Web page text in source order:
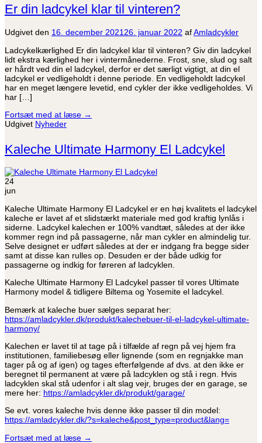
Er din ladcykel klar til vinteren?
Udgivet den 16. december 202126. januar 2022 afAmladcykler
Ladcykelkærlighed Er din ladcykel klar til vinteren? Giv din ladcykel
lidt ekstra kærlighed her i vintermånederne. Frost, sne, slud og salt
er hårdt ved din el ladcykel, derfor er det særligt vigtigt, at din el
ladcykel er vedligeholdt i denne periode. En vedligeholdt ladcykel
har en meget længere levetid, end cykler der ikke vedligeholdes. Vi
har […]
Fortsæt med at læse →
Udgivet Nyheder
Kaleche Ultimate Harmony El Ladcykel
24
jun
Kaleche Ultimate Harmony El Ladcykel er en høj kvalitets el ladcykel
kaleche er lavet af et slidstærkt materiale med god kraftig lynlås i
siderne. Ladcykel kalechen er 100% vandtæt, således at der ikke
kommer regn ind på passagerne, når man cykler en almindelig tur.
Selve designet er udført således at der er indgang fra begge sider
samt at disse kan rulles op. Desuden er der både udkig for
passagerne og indkig for føreren af ladcyklen.
Kaleche Ultimate Harmony El Ladcykel passer til vores Ultimate
Harmony model & tidligere Biltema og Yosemite el ladcykel.
Bemærk at kaleche buer sælges separat her:
https://amladcykler.dk/produkt/kalechebuer-til-el-ladcykel-ultimate-
harmony/
Kalechen er lavet til at tage på i tilfælde af regn på vej hjem fra
institutionen, familiebesøg eller lignende (som en regnjakke man
tager på og af igen) og tages efterfølgende af dvs. at den ikke er
beregnet til permanent at være på ladcyklen og stå i regn. Hvis
ladcyklen skal stå udenfor i alt slag vejr, bruges der en garage, se
mere her: https://amladcykler.dk/produkt/garage/
Se evt. vores kaleche hvis denne ikke passer til din model:
https://amladcykler.dk/?s=kaleche&post_type=product&lang=
Fortsæt med at læse →